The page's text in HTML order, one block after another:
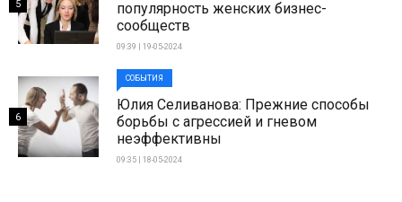
популярность женских бизнес-
сообществ
09:39 | 19-05-2024
5
СОБЫТИЯ
Юлия Селиванова: Прежние способы
борьбы с агрессией и гневом
неэффективны
09:35 | 18-05-2024
6